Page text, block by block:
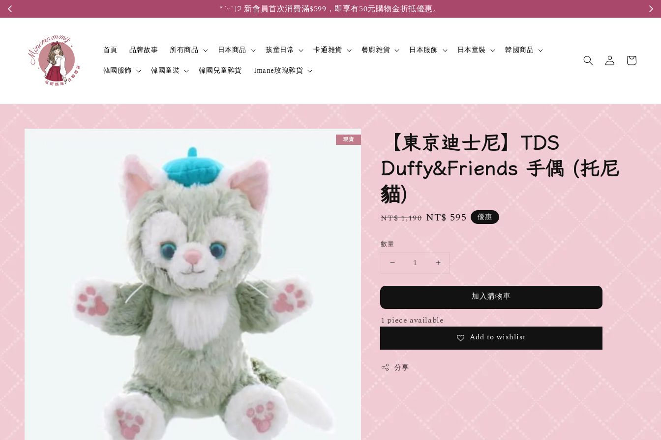
*ˊᵕˋ)੭ 新會員首次消費滿$599，即享有50元購物金折抵優惠。
首頁 品牌故事 所有商品 日本商品 孩童日常 卡通雜貨 餐廚雜貨 日本服飾 日本童裝
韓國商品
韓國服飾
韓國童裝 韓國兒童雜貨 Imane玫瑰雜貨
現貨
【東京迪士尼】TDS
Duffy&Friends 手偶 (托尼
貓)
Regular
NT$ 1,190 Sale
NT$ 595 優惠
數量
加入購物車
1 piece available
Add to wishlist
分享